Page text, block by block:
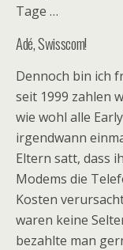
Tage …
Adé, Swisscom!
Dennoch bin ich
seit 1999 zahlen
wie wohl alle
irgendwann
Eltern satt, dass
Modems die
Kosten
waren keine
bezahlte man